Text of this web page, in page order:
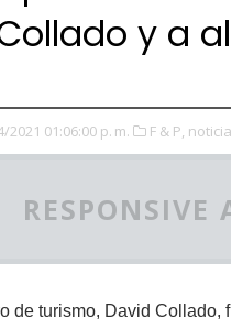
y a
2021 01:06:00 p. m. F & P,
RESPONSIVE
de turismo, David